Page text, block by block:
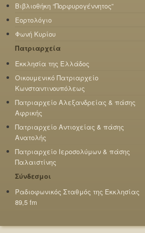
Βιβλιοθήκη “Πορφυρογέννητος”
Εορτολόγιο
Φωνή Κυρίου
Πατριαρχεία
Εκκλησία της Ελλάδος
Οικουμενικό Πατριαρχείο
Κωνσταντινουπόλεως
Πατριαρχείο Αλεξανδρείας & πάσης
Αφρικής
Πατριαρχείο Αντιοχείας & πάσης
Ανατολής
Πατριαρχείο Ιεροσολύμων & πάσης
Παλαιστίνης
Σύνδεσμοι
Ραδιοφωνικός Σταθμός της Εκκλησίας
89,5 fm